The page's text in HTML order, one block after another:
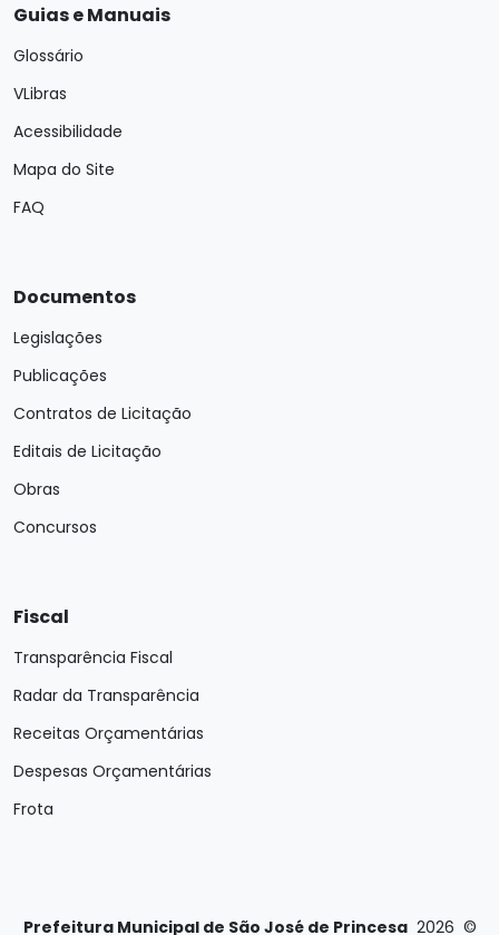
Guias e Manuais
Glossário
VLibras
Acessibilidade
Mapa do Site
FAQ
Documentos
Legislações
Publicações
Contratos de Licitação
Editais de Licitação
Obras
Concursos
Fiscal
Transparência Fiscal
Radar da Transparência
Receitas Orçamentárias
Despesas Orçamentárias
Frota
Prefeitura Municipal de São José de Princesa 2026 ©